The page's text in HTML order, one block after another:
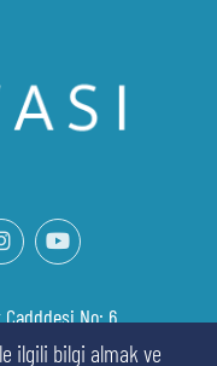
ilgili bilgi almak ve
No: 6